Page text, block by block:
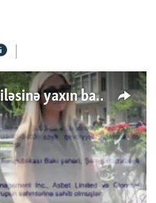
Devalvasiyadan prezident ailəsinə yaxın bankların qazancı - [ARAŞDIRMA]
available